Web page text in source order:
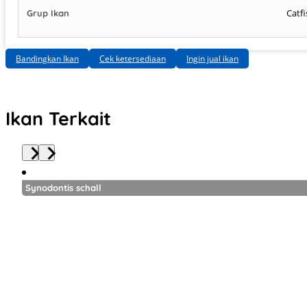
Grup Ikan
Bandingkan Ikan Cek ketersediaan Ingin jual ikan
Ikan Terkait
Synodontis schall